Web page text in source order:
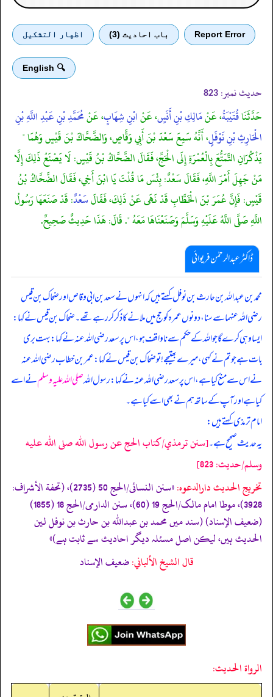
Report Error باب احادیث (3) اظهار التشكيل
🔍 English
حدیث نمبر: 823
حَدَّثَنَاقُتَيْبَةُ، عَنْمَالِكِ بْنِ أَنَسٍ، عَنْابْنِ شِهَابٍ، عَنْمُحَمَّدِ بْنِ عَبْدِ اللَّهِ بْنِ
الْحَارِثِ بْنِ نَوْفَلٍ، أَنَّهُ سَمِعَ سَعْدَ بْنَ أَبِي وَقَّاصٍ، وَالضَّحَّاكَ بْنَ قَيْسٍ وَهُمَا "
يَذْكُرَانِ التَّمَتُّعَ بِالْعُمْرَةِ إِلَى الْحَجِّ، فَقَالَ الضَّحَّاكُ بْنُ قَيْسٍ: لَا يَصْنَعُ ذَلِكَ إِلَّا
مَنْ جَهِلَ أَمْرَ اللَّهِ، فَقَالَ سَعْدٌ: بِئْسَ مَا قُلْتَ يَا ابْنَ أَخِي، فَقَالَ الضَّحَّاكُ بْنُ
قَيْسٍ: فَإِنَّ عُمَرَ بْنَ الْخَطَّابِ قَدْ نَهَى عَنْ ذَلِكَ، فَقَالَسَعْدٌ: قَدْ صَنَعَهَا رَسُولُ
اللَّهِ صَلَّى اللَّهُ عَلَيْهِ وَسَلَّمَ وَصَنَعْنَاهَا مَعَهُ ". قَالَ: هَذَا حَدِيثٌ صَحِيحٌ.
ڈاکٹر عبدالرحمٰن فریوائی
محمد بن عبداللہ بن حارث بن نوفل کہتے ہیں کہانہوں نے سعد بن ابی وقاص اور ضحاک بن قیس
رضی الله عنہما سے سنا، دونوں عمرہ کو حج میں ملانے کا ذکر کر رہے تھے۔ ضحاک بن قیس نے کہا:
ایسا وہی کرے گا جو اللہ کے حکم سے ناواقف ہو، اس پر سعد رضی الله عنہ نے کہا: بہت بری
بات ہے جو تم نے کہی، میرے بھتیجے! تو ضحاک بن قیس نے کہا: عمر بن خطاب رضی الله عنہ
نے اس سے منع کیا ہے، اس پر سعد رضی الله عنہ نے کہا: رسول اللہصلی اللہ علیہ وسلمنے اسے
کیا ہے اور آپ کے ساتھ ہم نے بھی اسے کیا ہے۔
امام ترمذی کہتے ہیں:
یہ حدیث صحیح ہے۔[سنن ترمذي/كتاب الحج عن رسول الله صلى الله عليه
وسلم/حدیث: 823]
تخریج الحدیث دارالدعوہ:
«سنن النسائی/الحج 50 (2735)، (تحفة الأشراف:
3928)، موطا امام مالک/الحج 19 (60)، سنن الدارمی/الحج 18 (1855)
(ضعیف الإسناد) (سند میں محمد بن عبداللہ بن حارث بن نوفل لین
الحدیث ہیں، لیکن اصل مسئلہ دیگر احادیث سے ثابت ہے)»
قال الشيخ الألباني:ضعيف الإسناد
الرواة الحديث: